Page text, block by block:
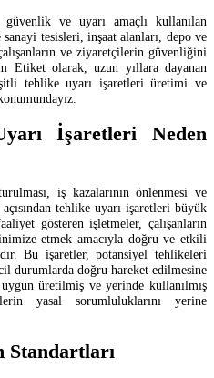
ve uyarı amaçlı kullanılan
tesisleri, inşaat alanları, depo ve
ve ziyaretçilerin güvenliğini
Etiket olarak, uzun yıllara dayanan
tehlike uyarı işaretleri üretimi ve
İşaretleri Neden
iş kazalarının önlenmesi ve
tehlike uyarı işaretleri büyük
gösteren işletmeler, çalışanların
etmek amacıyla doğru ve etkili
Bu işaretler, potansiyel tehlikeleri
durumlarda doğru hareket edilmesine
üretilmiş ve yerinde kullanılmış
yasal sorumluluklarını yerine
Standartları